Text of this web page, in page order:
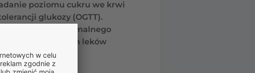
poziomu cukru we krwi
glukozy (OGTT).
optymalnego
leków